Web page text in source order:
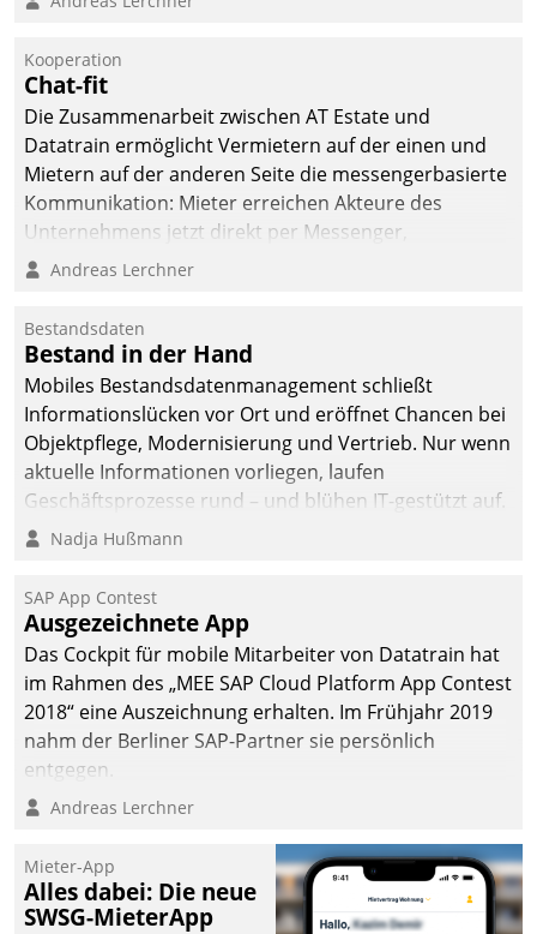
Unternehmen.
Kooperation
Chat-fit
Die Zusammenarbeit zwischen AT Estate und
Datatrain ermöglicht Vermietern auf der einen und
Mietern auf der anderen Seite die messengerbasierte
Kommunikation: Mieter erreichen Akteure des
Unternehmens jetzt direkt per Messenger,
Mitarbeiter oder Dienstleister empfangen oder
Andreas Lerchner
Bestandsdaten
Bestand in der Hand
Mobiles Bestandsdatenmanagement schließt
Informationslücken vor Ort und eröffnet Chancen bei
Objektpflege, Modernisierung und Vertrieb. Nur wenn
aktuelle Informationen vorliegen, laufen
Geschäftsprozesse rund – und blühen IT-gestützt auf.
Nadja Hußmann
SAP App Contest
Ausgezeichnete App
Das Cockpit für mobile Mitarbeiter von Datatrain hat
im Rahmen des „MEE SAP Cloud Platform App Contest
2018“ eine Auszeichnung erhalten. Im Frühjahr 2019
nahm der Berliner SAP-Partner sie persönlich
entgegen.
Andreas Lerchner
Mieter-App
Alles dabei: Die neue
SWSG-MieterApp